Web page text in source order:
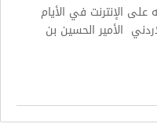
الإنترنت في الأيام
الأمير الحسين بن